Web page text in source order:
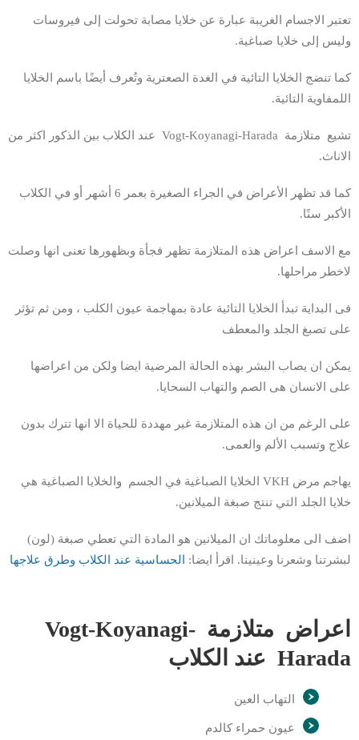
تعتبر الاجسام الغريبة عبارة عن خلايا مصابة تحولت إلى فيروسات
وليس إلى خلايا صباغية.
كما تنضج الخلايا التائية في الغدة الصعترية وتُعرف أيضًا باسم الخلايا
اللمفاوية التائية.
تشيع متلازمة Vogt-Koyanagi-Harada عند الكلاب بين الذكور اكثر من
الاناث.
كما قد تظهر الأعراض في الجراء الصغيرة بعمر 6 أشهر أو في الكلاب
الأكبر سنًا.
مع الاسف اعراض هذه المتلازمة تظهر فجأة وبظهورها تعنى انها وصلت
لاخطر مراحلها.
فى البداية تبدأ الخلايا التائية عادة بمهاجمة عيون الكلب ، ومن ثم تؤثر
على تصبغ الجلد والمعطف
يمكن ان يصاب البشر بهذه الحالة المرضية ايضا ولكن من اعراضها
على الانسان هى الصم والتهاب السحايا.
على الرغم من ان هذه المتلازمة غير مهددة للحياة الا انها تترك بدون
علاج وتسبب الألم والعمى.
يهاجم مرض VKH الخلايا الصباغية في الجسم والخلايا الصباغية هي
خلايا الجلد التي تنتج صبغة الميلانين.
اضف الى معلوماتك ان الميلانين هو المادة التي تعطي صبغة (لون)
لبشرتنا وشعرنا وعينينا. اقرأ ايضا:
الحساسية عند الكلاب وطرق علاجها
اعراض متلازمة Vogt-Koyanagi-
Harada عند الكلاب
التهاب العين
عيون حمراء كالدم